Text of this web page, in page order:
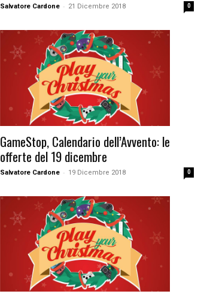
Salvatore Cardone - 21 Dicembre 2018 0
GameStop, Calendario dell’Avvento: le
offerte del 19 dicembre
Salvatore Cardone - 19 Dicembre 2018 0